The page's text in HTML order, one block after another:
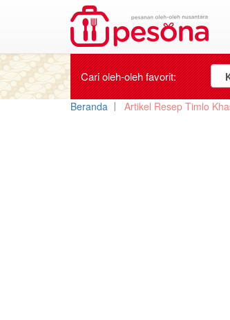
Cari oleh-olehfavorit:
Beranda Artikel Resep Timlo